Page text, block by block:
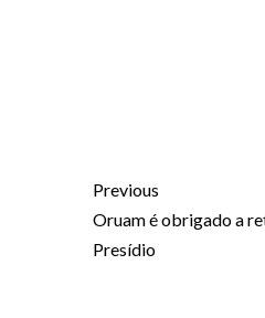
Previous
Oruam é obrigado a
Presídio